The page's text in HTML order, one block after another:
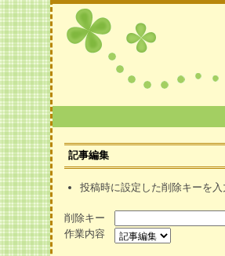
記事編集
投稿時に設定した削除キーを入
削除キー
作業内容